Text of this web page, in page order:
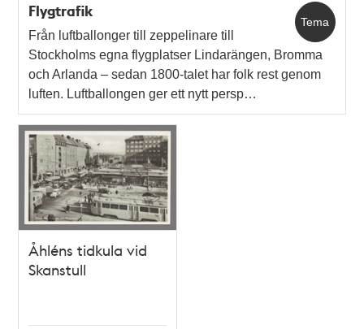
Tema
Flygtrafik
Från luftballonger till zeppelinare till
Stockholms egna flygplatser Lindarängen, Bromma
och Arlanda – sedan 1800-talet har folk rest genom
luften. Luftballongen ger ett nytt persp…
Åhléns tidkula vid
Skanstull